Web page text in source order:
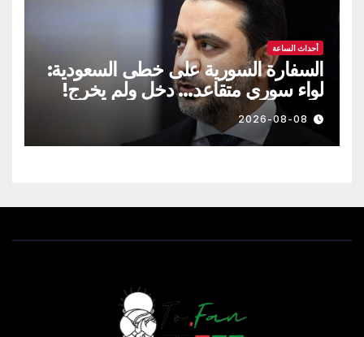
أحداث الساعة
السفارة السورية على خطى السعودية:
لواء سوري متقاعد… دخل ولم يخرج!
2026-08-08